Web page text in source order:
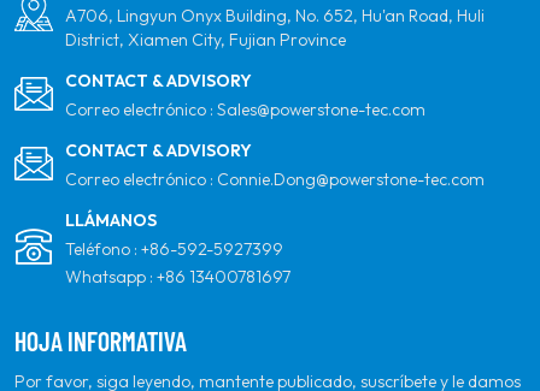
A706, Lingyun Onyx Building, No. 652, Hu'an Road, Huli
District, Xiamen City, Fujian Province
CONTACT & ADVISORY
Correo electrónico : Sales@powerstone-tec.com
CONTACT & ADVISORY
Correo electrónico : Connie.Dong@powerstone-tec.com
LLÁMANOS
Teléfono : +86-592-5927399
Whatsapp : +86 13400781697
HOJA INFORMATIVA
Por favor, siga leyendo, mantente publicado, suscríbete y le damos